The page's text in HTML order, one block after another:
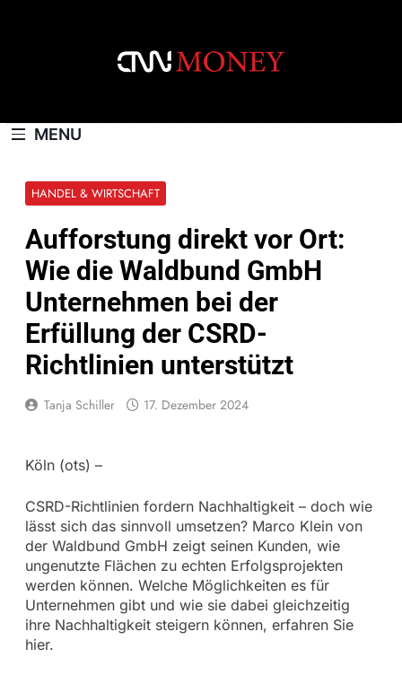
MENU
HANDEL & WIRTSCHAFT
Aufforstung direkt vor Ort:
Wie die Waldbund GmbH
Unternehmen bei der
Erfüllung der CSRD-
Richtlinien unterstützt
Tanja Schiller 17. Dezember 2024
Köln (ots) –
CSRD-Richtlinien fordern Nachhaltigkeit – doch wie
lässt sich das sinnvoll umsetzen? Marco Klein von
der Waldbund GmbH zeigt seinen Kunden, wie
ungenutzte Flächen zu echten Erfolgsprojekten
werden können. Welche Möglichkeiten es für
Unternehmen gibt und wie sie dabei gleichzeitig
ihre Nachhaltigkeit steigern können, erfahren Sie
hier.